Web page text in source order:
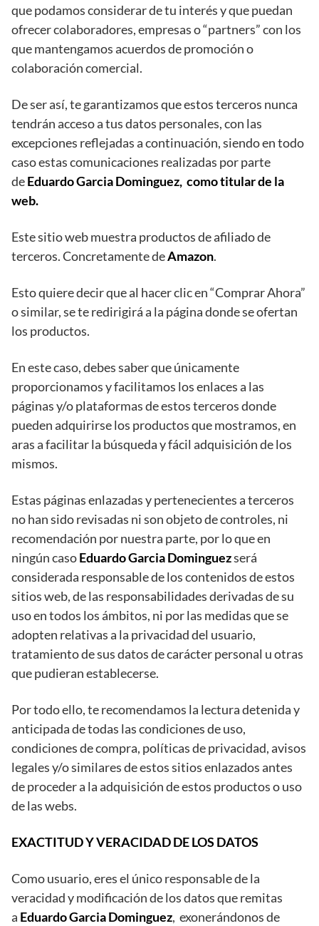
que podamos considerar de tu interés y que puedan
ofrecer colaboradores, empresas o “partners” con los
que mantengamos acuerdos de promoción o
colaboración comercial.
De ser así, te garantizamos que estos terceros nunca
tendrán acceso a tus datos personales, con las
excepciones reflejadas a continuación, siendo en todo
caso estas comunicaciones realizadas por parte
deEduardo Garcia Dominguez, como titular de la
web.
Este sitio web muestra productos de afiliado de
terceros. Concretamente deAmazon.
Esto quiere decir que al hacer clic en “Comprar Ahora”
o similar, se te redirigirá a la página donde se ofertan
los productos.
En este caso, debes saber que únicamente
proporcionamos y facilitamos los enlaces a las
páginas y/o plataformas de estos terceros donde
pueden adquirirse los productos que mostramos, en
aras a facilitar la búsqueda y fácil adquisición de los
mismos.
Estas páginas enlazadas y pertenecientes a terceros
no han sido revisadas ni son objeto de controles, ni
recomendación por nuestra parte, por lo que en
ningún casoEduardo Garcia Dominguezserá
considerada responsable de los contenidos de estos
sitios web, de las responsabilidades derivadas de su
uso en todos los ámbitos, ni por las medidas que se
adopten relativas a la privacidad del usuario,
tratamiento de sus datos de carácter personal u otras
que pudieran establecerse.
Por todo ello, te recomendamos la lectura detenida y
anticipada de todas las condiciones de uso,
condiciones de compra, políticas de privacidad, avisos
legales y/o similares de estos sitios enlazados antes
de proceder a la adquisición de estos productos o uso
de las webs.
EXACTITUD Y VERACIDAD DE LOS DATOS
Como usuario, eres el único responsable de la
veracidad y modificación de los datos que remitas
a Eduardo Garcia Dominguez, exonerándonos de